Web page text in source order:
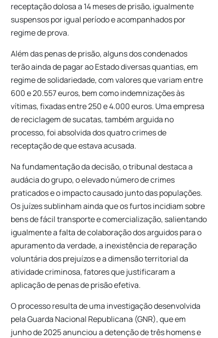
receptação dolosa a 14 meses de prisão, igualmente
suspensos por igual período e acompanhados por
regime de prova.
Além das penas de prisão, alguns dos condenados
terão ainda de pagar ao Estado diversas quantias, em
regime de solidariedade, com valores que variam entre
600 e 20.557 euros, bem como indemnizações às
vítimas, fixadas entre 250 e 4.000 euros. Uma empresa
de reciclagem de sucatas, também arguida no
processo, foi absolvida dos quatro crimes de
receptação de que estava acusada.
Na fundamentação da decisão, o tribunal destaca a
audácia do grupo, o elevado número de crimes
praticados e o impacto causado junto das populações.
Os juízes sublinham ainda que os furtos incidiam sobre
bens de fácil transporte e comercialização, salientando
igualmente a falta de colaboração dos arguidos para o
apuramento da verdade, a inexistência de reparação
voluntária dos prejuízos e a dimensão territorial da
atividade criminosa, fatores que justificaram a
aplicação de penas de prisão efetiva.
O processo resulta de uma investigação desenvolvida
pela Guarda Nacional Republicana (GNR), que em
junho de 2025 anunciou a detenção de três homens e